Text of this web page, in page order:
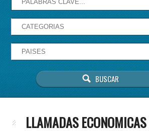
LLAMADAS